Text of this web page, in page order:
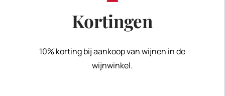
Kortingen
10% korting bij aankoop van wijnen in de
wijnwinkel.